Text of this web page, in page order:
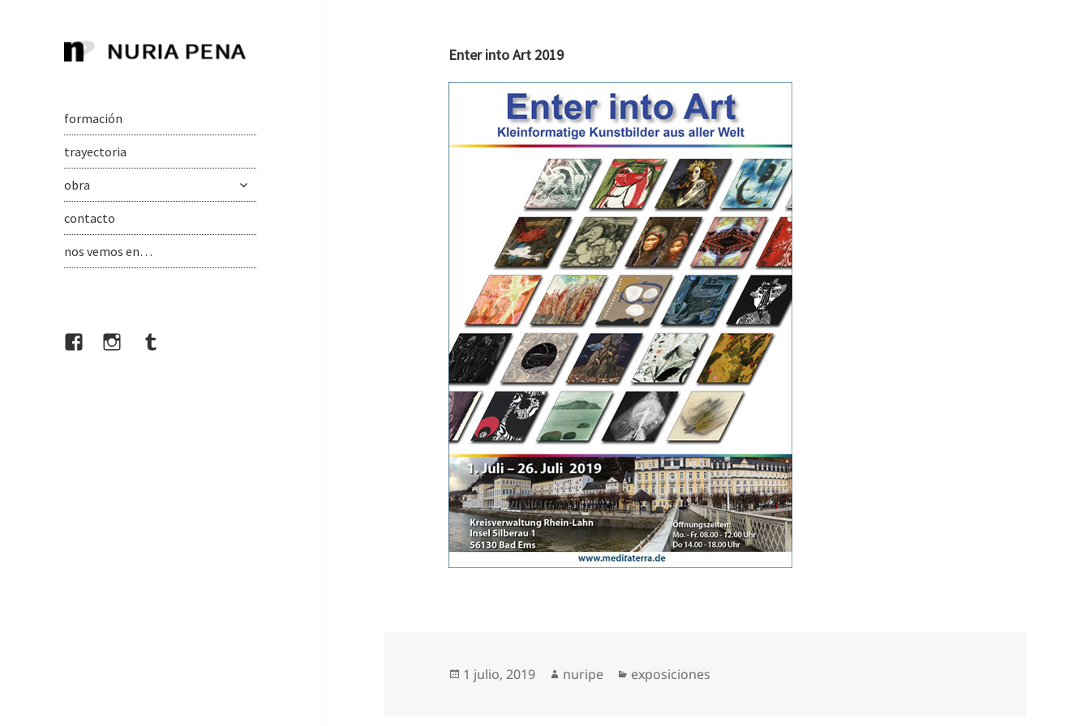
grabado. Artista
visual
formación
trayectoria
obra
contacto
nos vemos en…
FacebookInstagramtumblr
Enter into Art 2019
Publicado
1 julio, 2019 Autor
nuripe Categorías
exposiciones